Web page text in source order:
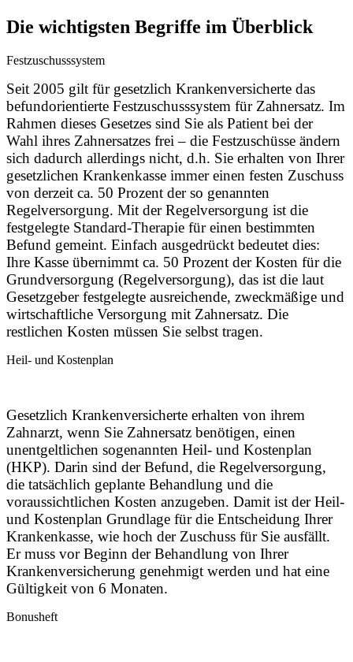
Die wichtigsten Begriffe im Überblick
Festzuschusssystem
Seit 2005 gilt für gesetzlich Krankenversicherte das
befundorientierte Festzuschusssystem für Zahnersatz. Im
Rahmen dieses Gesetzes sind Sie als Patient bei der
Wahl ihres Zahnersatzes frei – die Festzuschüsse ändern
sich dadurch allerdings nicht, d.h. Sie erhalten von Ihrer
gesetzlichen Krankenkasse immer einen festen Zuschuss
von derzeit ca. 50 Prozent der so genannten
Regelversorgung. Mit der Regelversorgung ist die
festgelegte Standard-Therapie für einen bestimmten
Befund gemeint. Einfach ausgedrückt bedeutet dies:
Ihre Kasse übernimmt ca. 50 Prozent der Kosten für die
Grundversorgung (Regelversorgung), das ist die laut
Gesetzgeber festgelegte ausreichende, zweckmäßige und
wirtschaftliche Versorgung mit Zahnersatz. Die
restlichen Kosten müssen Sie selbst tragen.
Heil- und Kostenplan
Gesetzlich Krankenversicherte erhalten von ihrem
Zahnarzt, wenn Sie Zahnersatz benötigen, einen
unentgeltlichen sogenannten Heil- und Kostenplan
(HKP). Darin sind der Befund, die Regelversorgung,
die tatsächlich geplante Behandlung und die
voraussichtlichen Kosten anzugeben. Damit ist der Heil-
und Kostenplan Grundlage für die Entscheidung Ihrer
Krankenkasse, wie hoch der Zuschuss für Sie ausfällt.
Er muss vor Beginn der Behandlung von Ihrer
Krankenversicherung genehmigt werden und hat eine
Gültigkeit von 6 Monaten.
Bonusheft